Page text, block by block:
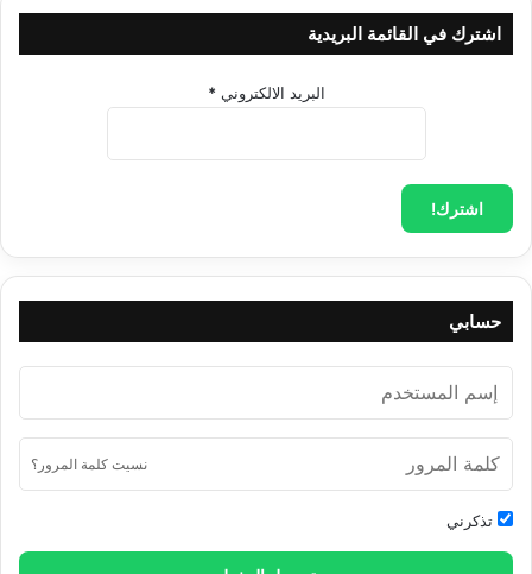
اشترك في القائمة البريدية
البريد الالكتروني *
حسابي
نسيت كلمة المرور؟
تذكرني